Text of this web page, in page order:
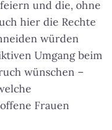
und die, ohne
hier die Rechte
würden
Umgang beim
wünschen –
Frauen